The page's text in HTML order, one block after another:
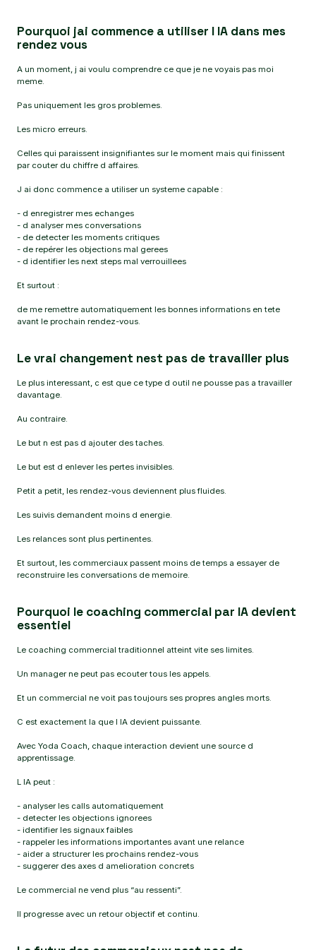
Pourquoi jai commence a utiliser l IA dans mes
rendez vous
A un moment, j ai voulu comprendre ce que je ne voyais pas moi
meme.
Pas uniquement les gros problemes.
Les micro erreurs.
Celles qui paraissent insignifiantes sur le moment mais qui finissent
par couter du chiffre d affaires.
J ai donc commence a utiliser un systeme capable :
- d enregistrer mes echanges
- d analyser mes conversations
- de detecter les moments critiques
- de repérer les objections mal gerees
- d identifier les next steps mal verrouillees
Et surtout :
de me remettre automatiquement les bonnes informations en tete
avant le prochain rendez-vous.
Le vrai changement nest pas de travailler plus
Le plus interessant, c est que ce type d outil ne pousse pas a travailler
davantage.
Au contraire.
Le but n est pas d ajouter des taches.
Le but est d enlever les pertes invisibles.
Petit a petit, les rendez-vous deviennent plus fluides.
Les suivis demandent moins d energie.
Les relances sont plus pertinentes.
Et surtout, les commerciaux passent moins de temps a essayer de
reconstruire les conversations de memoire.
Pourquoi le coaching commercial par IA devient
essentiel
Le coaching commercial traditionnel atteint vite ses limites.
Un manager ne peut pas ecouter tous les appels.
Et un commercial ne voit pas toujours ses propres angles morts.
C est exactement la que l IA devient puissante.
Avec Yoda Coach, chaque interaction devient une source d
apprentissage.
L IA peut :
- analyser les calls automatiquement
- detecter les objections ignorees
- identifier les signaux faibles
- rappeler les informations importantes avant une relance
- aider a structurer les prochains rendez-vous
- suggerer des axes d amelioration concrets
Le commercial ne vend plus “au ressenti”.
Il progresse avec un retour objectif et continu.